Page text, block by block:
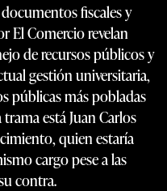
fiscales y
El Comercio revelan
de recursos públicos y
gestión universitaria,
públicas más pobladas
está Juan Carlos
quien estaría
cargo pese a las
contra.